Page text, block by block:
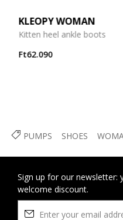
PUMPS SHOES
KLEOPY WOMAN
Kitten heel ankle boots
Ft62.090
Sign up for our newsletter:
welcome discount.